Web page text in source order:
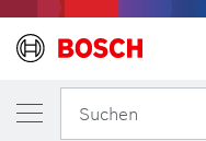
Suchen
DEINE AUSGEWÄHLTE
PRO Ceramic